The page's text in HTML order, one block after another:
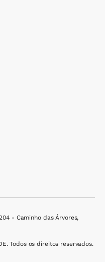
- Caminho das Árvores,
Todos os direitos reservados.